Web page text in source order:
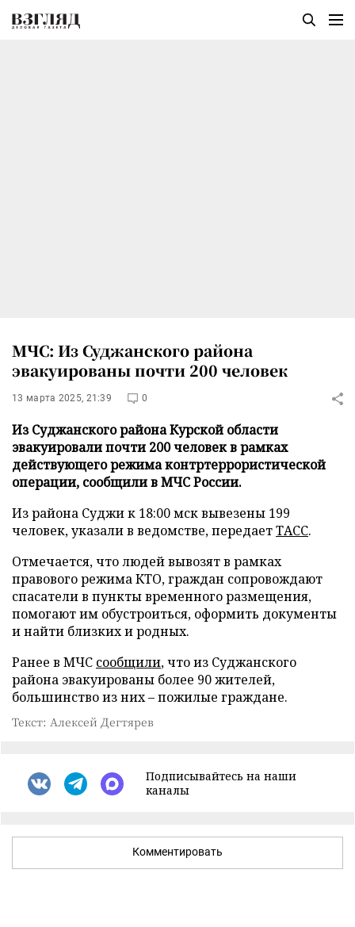
МЧС: Из Суджанского района
эвакуированы почти 200 человек
13 марта 2025, 21:39 0
Из Суджанского района Курской области
эвакуировали почти 200 человек в рамках
действующего режима контртеррористической
операции, сообщили в МЧС России.
Из района Суджи к 18:00 мск вывезены 199
человек, указали в ведомстве, передаетТАСС.
Отмечается, что людей вывозят в рамках
правового режима КТО, граждан сопровождают
спасатели в пункты временного размещения,
помогают им обустроиться, оформить документы
и найти близких и родных.
Ранее в МЧС сообщили, что из Суджанского
района эвакуированы более 90 жителей,
большинство из них – пожилые граждане.
Текст: Алексей Дегтярев
Подписывайтесь на наши
каналы
Комментировать